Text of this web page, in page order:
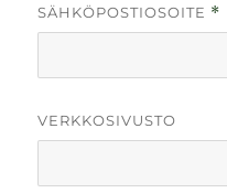
SÄHKÖPOSTIOSOITE *
VERKKOSIVUSTO